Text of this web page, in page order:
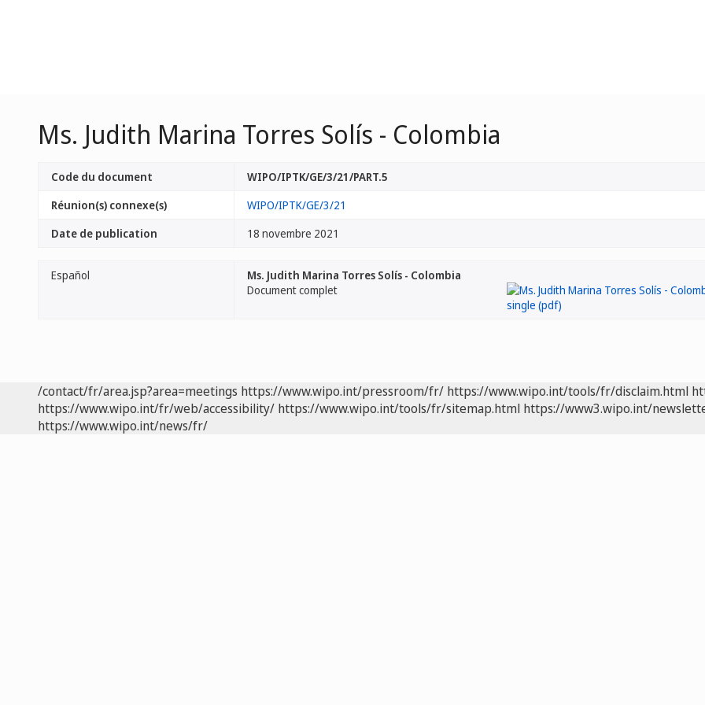
Ms. Judith Marina Torres Solís - Colombia
Code du document
WIPO/IPTK/GE/3/21/PART.5
Réunion(s) connexe(s)
WIPO/IPTK/GE/3/21
Date de publication
18 novembre 2021
Español
Ms. Judith Marina Torres Solís - Colombia
Document complet
/contact/fr/area.jsp?area=meetings https://www.wipo.int/pressroom/fr/ https://www.wipo.int/tools/fr/disclaim.html
https://www.wipo.int/fr/web/accessibility/ https://www.wipo.int/tools/fr/sitemap.html https://www3.wipo.int/
https://www.wipo.int/news/fr/